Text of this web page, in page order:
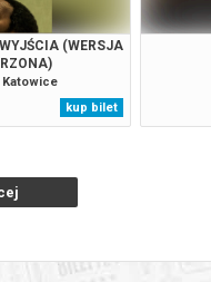
(WERSJA
Katowice
kup bilet